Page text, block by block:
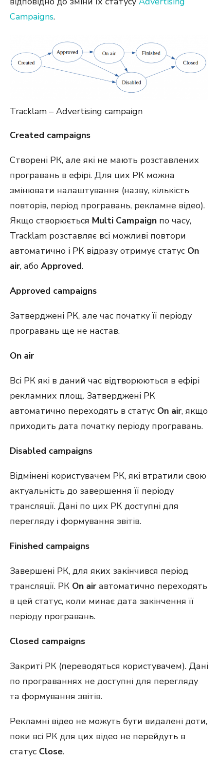
Campaigns.
Tracklam – Advertising campaign
Created campaigns
Створені РК, але які не мають розставлених
програвань в ефірі. Для цих РК можна
змінювати налаштування (назву, кількість
повторів, період програвань, рекламне відео).
Якщо створюється Multi Campaign по часу,
Tracklam розставляє всі можливі повтори
автоматично і РК відразу отримує статус On
air, або Approved.
Approved campaigns
Затверджені РК, але час початку її періоду
програвань ще не настав.
On air
Всі РК які в даний час відтворюються в ефірі
рекламних площ. Затверджені РК
автоматично переходять в статус On air, якщо
приходить дата початку періоду програвань.
Disabled campaigns
Відмінені користувачем РК, які втратили свою
актуальність до завершення її періоду
трансляції. Дані по цих РК доступні для
перегляду і формування звітів.
Finished campaigns
Завершені РК, для яких закінчився період
трансляції. РК On air автоматично переходять
в цей статус, коли минає дата закінчення її
періоду програвань.
Closed campaigns
Закриті РК (переводяться користувачем). Дані
по програваннях не доступні для перегляду
та формування звітів.
Рекламні відео не можуть бути видалені доти,
поки всі РК для цих відео не перейдуть в
статус Close.